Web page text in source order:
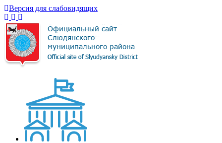
Версия для слабовидящих